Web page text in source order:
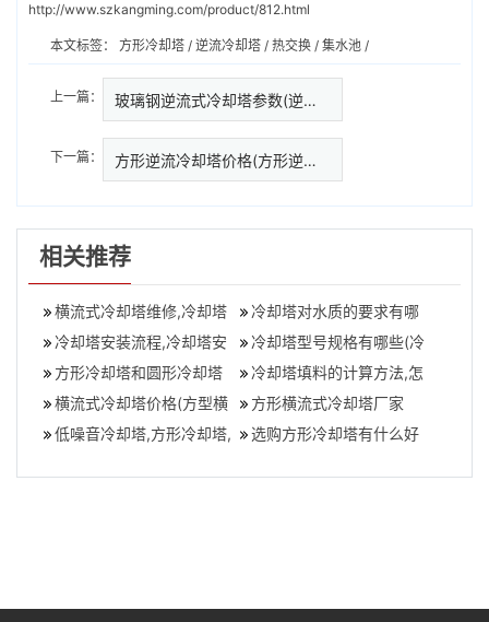
http://www.szkangming.com/product/812.html
本文标签： 方形冷却塔 / 逆流冷却塔 / 热交换 / 集水池 /
上一篇： 玻璃钢逆流式冷却塔参数(逆流式…
下一篇： 方形逆流冷却塔价格(方形逆流冷
相关推荐
横流式冷却塔维修,冷却塔
散热填料更换
冷却塔对水质的要求有哪
些(冷却塔对水质的要求有
哪些限制)
冷却塔安装流程,冷却塔安
装过程中的注意事项
冷却塔型号规格有哪些(冷
却塔选型需要哪些参数)？
方形冷却塔和圆形冷却塔
区别,方形冷却塔与圆形冷
却塔不同之
冷却塔填料的计算方法,怎
么计算一台冷却塔填料的
用量
横流式冷却塔价格(方型横
流式冷却塔价格)
方形横流式冷却塔厂家
低噪音冷却塔,方形冷却塔,
选购方形冷却塔有什么好